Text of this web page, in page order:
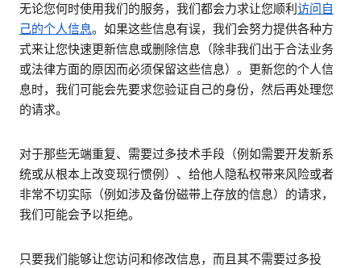
无论您何时使用我们的服务，我们都会力求让您顺利 访问自
己的个人信息。如果这些信息有误，我们会努力提供各种方
式来让您快速更新信息或删除信息（除非我们出于合法业务
或法律方面的原因而必须保留这些信息）。更新您的个人信
息时，我们可能会先要求您验证自己的身份，然后再处理您
的请求。
对于那些无端重复、需要过多技术手段（例如需要开发新系
统或从根本上改变现行惯例）、给他人隐私权带来风险或者
非常不切实际（例如涉及备份磁带上存放的信息）的请求，
我们可能会予以拒绝。
只要我们能够让您访问和修改信息，而且其不需要过多投